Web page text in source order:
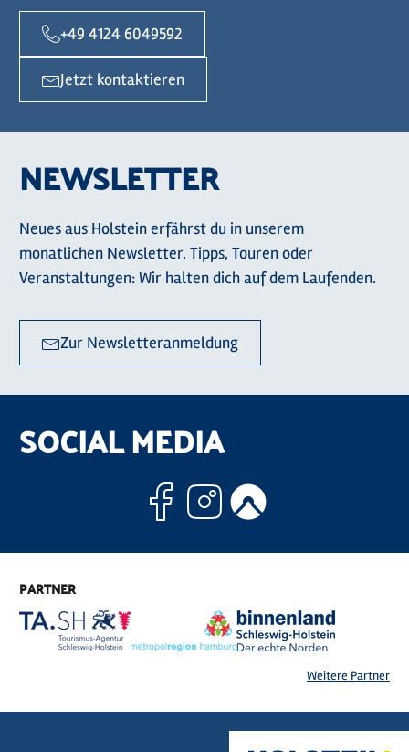
+49 4124 6049592
Jetzt kontaktieren
NEWSLETTER
Neues aus Holstein erfährst du in unserem
monatlichen Newsletter. Tipps, Touren oder
Veranstaltungen: Wir halten dich auf dem Laufenden.
Zur Newsletteranmeldung
SOCIAL MEDIA
Facebook
Instagram
PARTNER
Weitere Partner